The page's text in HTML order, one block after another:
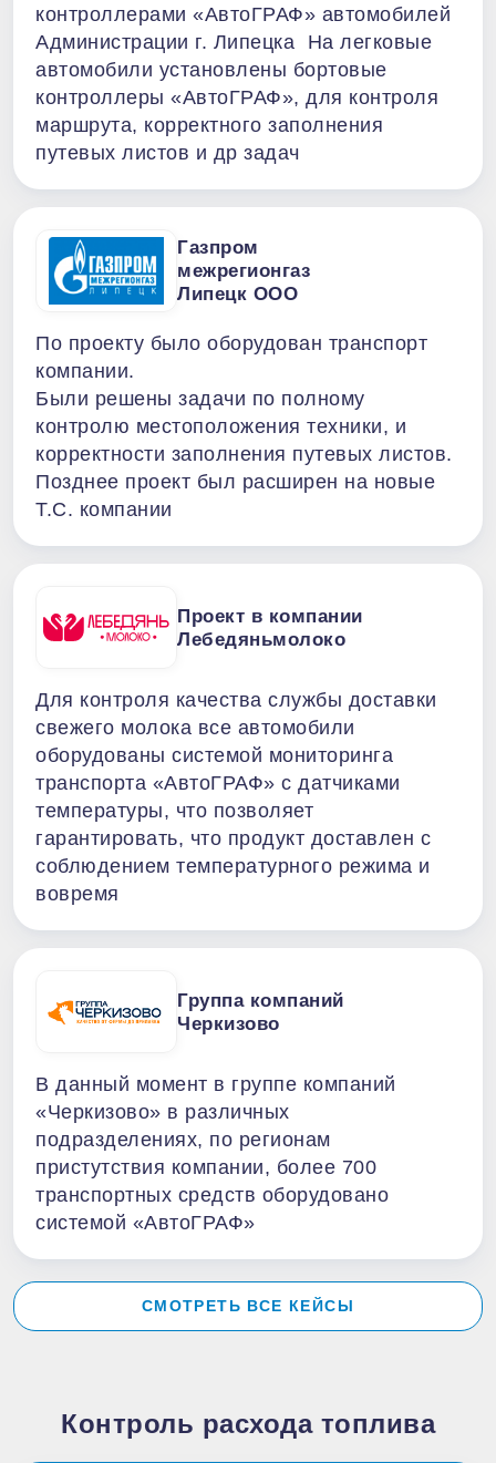
контроллерами «АвтоГРАФ» автомобилей
Администрации г. Липецка На легковые
автомобили установлены бортовые
контроллеры «АвтоГРАФ», для контроля
маршрута, корректного заполнения
путевых листов и др задач
Газпром
межрегионгаз
Липецк ООО
По проекту было оборудован транспорт
компании.
Были решены задачи по полному
контролю местоположения техники, и
корректности заполнения путевых листов.
Позднее проект был расширен на новые
Т.С. компании
Проект в компании
Лебедяньмолоко
Для контроля качества службы доставки
свежего молока все автомобили
оборудованы системой мониторинга
транспорта «АвтоГРАФ» с датчиками
температуры, что позволяет
гарантировать, что продукт доставлен с
соблюдением температурного режима и
вовремя
Группа компаний
Черкизово
В данный момент в группе компаний
«Черкизово» в различных
подразделениях, по регионам
пристутствия компании, более 700
транспортных средств оборудовано
системой «АвтоГРАФ»
СМОТРЕТЬ ВСЕ КЕЙСЫ
Контроль расхода топлива